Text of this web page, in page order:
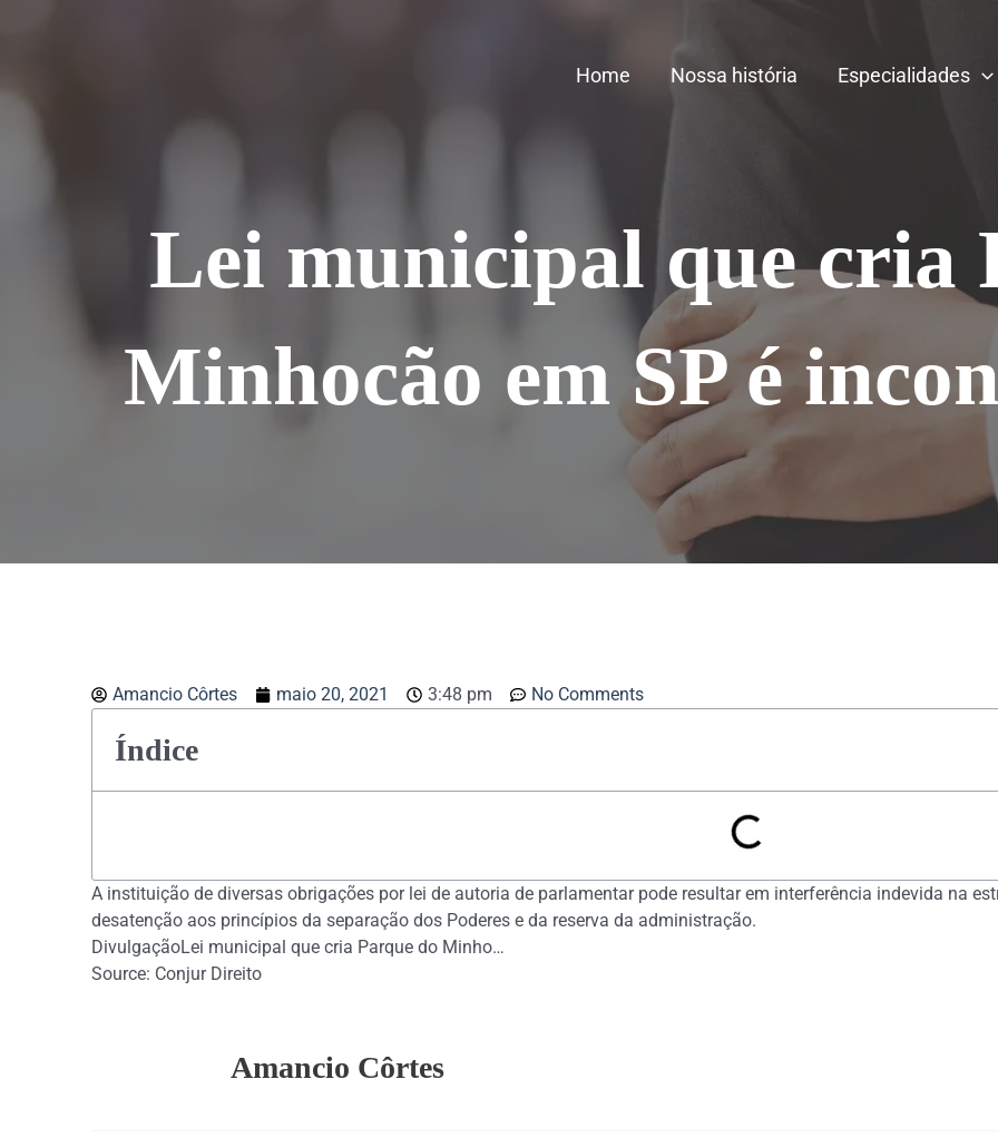
conteúdo
Home Nossa história Especialidades
Lei municipal que cria
Minhocão em SP é
Amancio Côrtes maio 20, 2021 3:48 pm No Comments
Índice
A instituição de diversas obrigações por lei de autoria de parlamentar pode resultar em interferência indevida na
desatenção aos princípios da separação dos Poderes e da reserva da administração.
DivulgaçãoLei municipal que cria Parque do Minho…
Source: Conjur Direito
Amancio Côrtes